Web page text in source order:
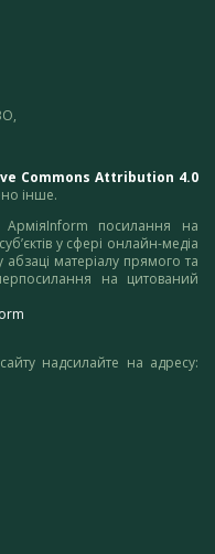
Commons Attribution 4.0
інше.
АрміяInform посилання на
у сфері онлайн-медіа
матеріалу прямого та
на цитований
надсилайте на адресу: